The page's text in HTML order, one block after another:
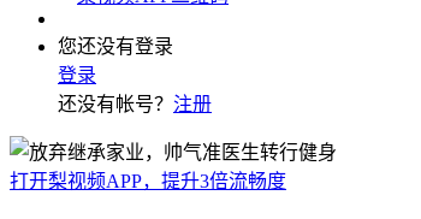
您还没有登录
登录
还没有帐号？ 注册
打开梨视频APP，提升3倍流畅度